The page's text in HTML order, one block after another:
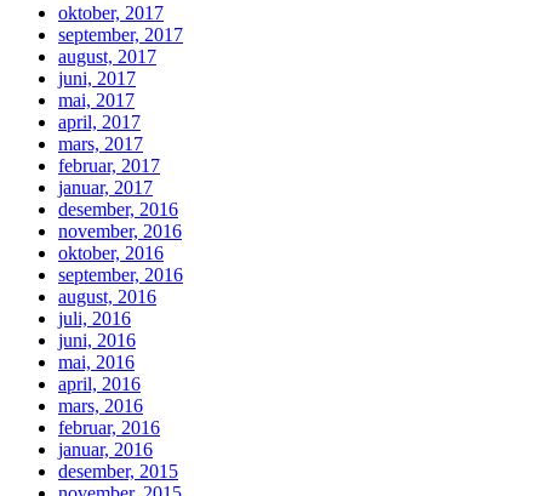
oktober, 2017
september, 2017
august, 2017
juni, 2017
mai, 2017
april, 2017
mars, 2017
februar, 2017
januar, 2017
desember, 2016
november, 2016
oktober, 2016
september, 2016
august, 2016
juli, 2016
juni, 2016
mai, 2016
april, 2016
mars, 2016
februar, 2016
januar, 2016
desember, 2015